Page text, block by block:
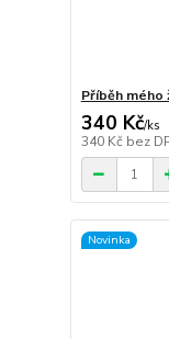
Příběh mého
340 Kč/ks
340 Kč bez
Novinka